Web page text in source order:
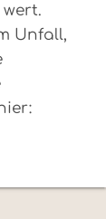
Unfall,